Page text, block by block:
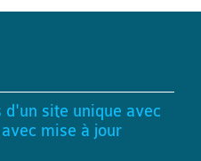
d'un site unique avec
mise à jour